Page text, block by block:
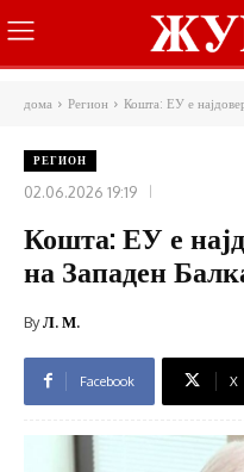
дома Регион Кошта: ЕУ е
РЕГИОН
02.06.2026 19:19
Кошта: ЕУ е
на Западен
ByЛ. М.
Facebook X